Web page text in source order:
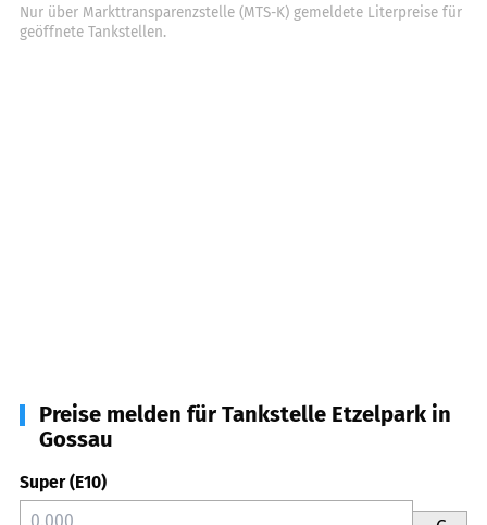
Nur über Markttransparenzstelle (MTS-K) gemeldete Literpreise für
geöffnete Tankstellen.
Preise melden für Tankstelle Etzelpark in
Gossau
Super (E10)